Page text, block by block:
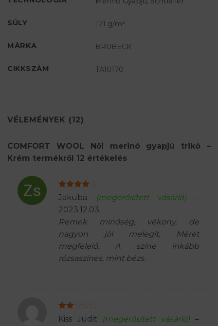
SÚLY 171 g/m²
MÁRKA BRUBECK
CIKKSZÁM TA10170
VÉLEMÉNYEK (12)
COMFORT WOOL Női merinó gyapjú trikó –
Krém termékről 12 értékelés
Értékelés:
Jakuba (megerősített vásárló)
–
2023.12.03.
Remek minőség, vékony, de
nagyon jól melegít. Méret
megfelelő. A színe inkább
rózsaszínes, mint bézs.
Értékelés:
Kiss Judit (megerősített vásárló) –